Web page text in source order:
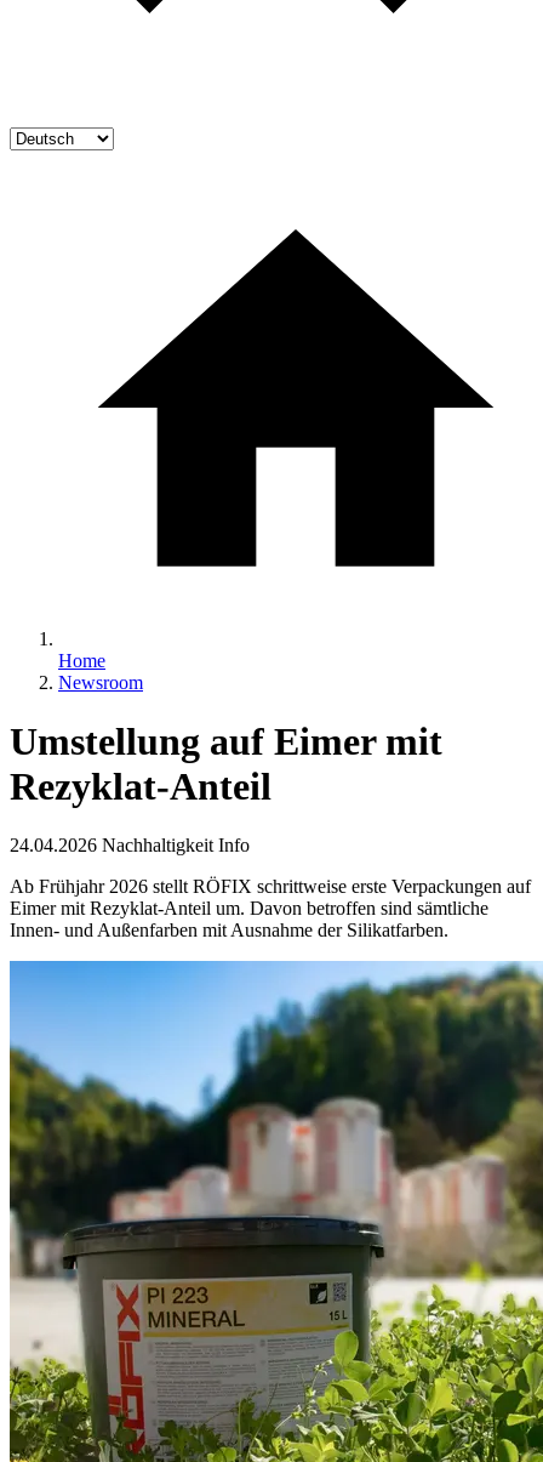
Home
Newsroom
Umstellung auf Eimer mit
Rezyklat-Anteil
24.04.2026 Nachhaltigkeit Info
Ab Frühjahr 2026 stellt RÖFIX schrittweise erste Verpackungen auf
Eimer mit Rezyklat-Anteil um. Davon betroffen sind sämtliche
Innen- und Außenfarben mit Ausnahme der Silikatfarben.